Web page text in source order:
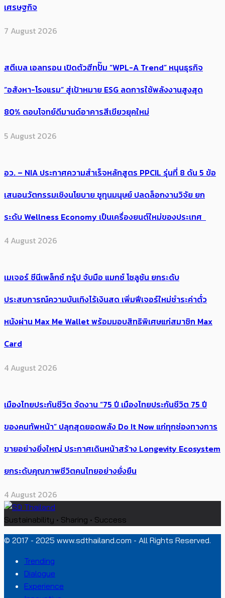
เศรษฐกิจ
7 August 2026
สตีเบล เอลทรอน เปิดตัวฮีทปั๊ม “WPL-A Trend” หนุนธุรกิจ
“อสังหา-โรงแรม” สู่เป้าหมาย ESG ลดการใช้พลังงานสูงสุด
80% ตอบโจทย์ดีมานด์อาคารสีเขียวยุคใหม่
5 August 2026
อว. – NIA ประกาศความสำเร็จหลักสูตร PPCIL รุ่นที่ 8 ดัน 5 ข้อ
เสนอนวัตกรรมเชิงนโยบาย ชูทุนมนุษย์ ปลดล็อกงานวิจัย ยก
ระดับ Wellness Economy เป็นเครื่องยนต์ใหม่ของประเทศ
4 August 2026
เมเจอร์ ซีนีเพล็กซ์ กรุ้ป จับมือ แมกซ์ โซลูชัน ยกระดับ
ประสบการณ์ความบันเทิงไร้เงินสด เพิ่มฟีเจอร์ใหม่ชำระค่าตั๋ว
หนังผ่าน Max Me Wallet พร้อมมอบสิทธิพิเศษแก่สมาชิก Max
Card
4 August 2026
เมืองไทยประกันชีวิต จัดงาน “75 ปี เมืองไทยประกันชีวิต 75 ปี
ของคนทัพหน้า” ปลุกสุดยอดพลัง Do It Now แก่ทุกช่องทางการ
ขายอย่างยิ่งใหญ่ ประกาศเดินหน้าสร้าง Longevity Ecosystem
ยกระดับคุณภาพชีวิตคนไทยอย่างยั่งยืน
4 August 2026
Sustainability • Sharing • Success
© 2017 - 2025 www.sdthailand.com - All Rights Reserved.
Trending
Dialogue
Experience